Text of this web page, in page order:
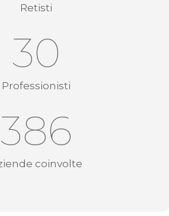
Retisti
30
Professionisti
386
coinvolte